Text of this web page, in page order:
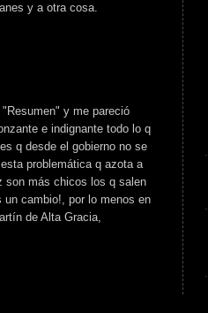
y a otra cosa.
y me pareció
e indignante todo lo q
q desde el gobierno no se
problemática q azota a
son más chicos los q salen
cambio!, por lo menos en
de Alta Gracia,